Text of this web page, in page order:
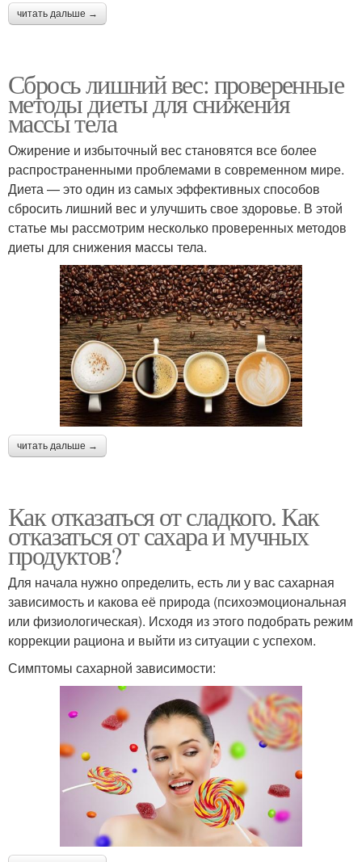
читать дальше →
Сбрось лишний вес: проверенные
методы диеты для снижения
массы тела
Ожирение и избыточный вес становятся все более
распространенными проблемами в современном мире.
Диета — это один из самых эффективных способов
сбросить лишний вес и улучшить свое здоровье. В этой
статье мы рассмотрим несколько проверенных методов
диеты для снижения массы тела.
читать дальше →
Как отказаться от сладкого. Как
отказаться от сахара и мучных
продуктов?
Для начала нужно определить, есть ли у вас сахарная
зависимость и какова её природа (психоэмоциональная
или физиологическая). Исходя из этого подобрать режим
коррекции рациона и выйти из ситуации с успехом.
Симптомы сахарной зависимости: